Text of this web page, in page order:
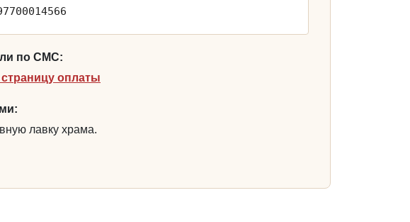
по СМС:
оплаты
лавку храма.